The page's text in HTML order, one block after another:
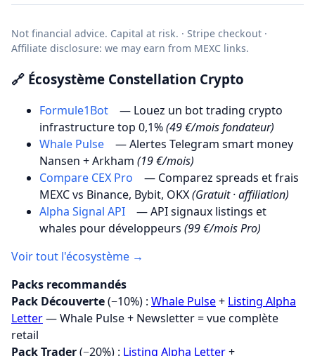
Not financial advice. Capital at risk. · Stripe checkout ·
Affiliate disclosure: we may earn from MEXC links.
🔗 Écosystème Constellation Crypto
Formule1Bot
— Louez un bot trading crypto
infrastructure top 0,1%(49 €/mois fondateur)
Whale Pulse
— Alertes Telegram smart money
Nansen + Arkham (19 €/mois)
Compare CEX Pro
— Comparez spreads et frais
MEXC vs Binance, Bybit, OKX(Gratuit · affiliation)
Alpha Signal API
— API signaux listings et
whales pour développeurs (99 €/mois Pro)
Voir tout l'écosystème →
Packs recommandés
Pack Découverte(−10%) : Whale Pulse+ Listing Alpha
Letter— Whale Pulse + Newsletter = vue complète
retail
Pack Trader(−20%) : Listing Alpha Letter+